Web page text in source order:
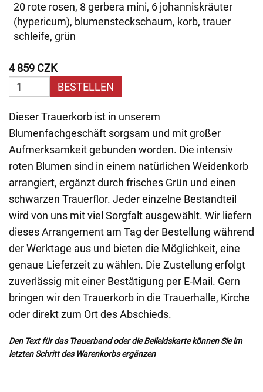
20 rote rosen, 8 gerbera mini, 6 johanniskräuter
(hypericum), blumensteckschaum, korb, trauer
schleife, grün
4 859 CZK
BESTELLEN
Dieser Trauerkorb ist in unserem
Blumenfachgeschäft sorgsam und mit großer
Aufmerksamkeit gebunden worden. Die intensiv
roten Blumen sind in einem natürlichen Weidenkorb
arrangiert, ergänzt durch frisches Grün und einen
schwarzen Trauerflor. Jeder einzelne Bestandteil
wird von uns mit viel Sorgfalt ausgewählt. Wir liefern
dieses Arrangement am Tag der Bestellung während
der Werktage aus und bieten die Möglichkeit, eine
genaue Lieferzeit zu wählen. Die Zustellung erfolgt
zuverlässig mit einer Bestätigung per E-Mail. Gern
bringen wir den Trauerkorb in die Trauerhalle, Kirche
oder direkt zum Ort des Abschieds.
Den Text für das Trauerband oder die Beileidskarte können Sie im
letzten Schritt des Warenkorbs ergänzen